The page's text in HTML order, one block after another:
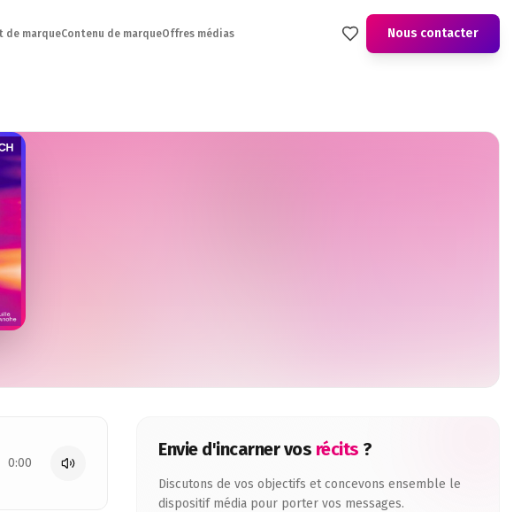
de marqueContenu de marqueOffres médias Nous contacter
0:00
Envie d'incarner vos récits ?
Discutons de vos objectifs et concevons ensemble le
dispositif média pour porter vos messages.